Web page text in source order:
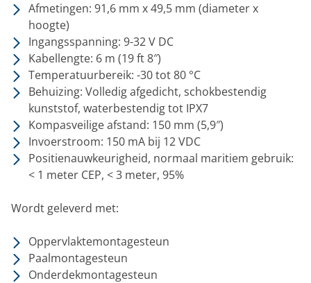
Afmetingen: 91,6 mm x 49,5 mm (diameter x
hoogte)
Ingangsspanning: 9-32 V DC
Kabellengte: 6 m (19 ft 8″)
Temperatuurbereik: -30 tot 80 °C
Behuizing: Volledig afgedicht, schokbestendig
kunststof, waterbestendig tot IPX7
Kompasveilige afstand: 150 mm (5,9″)
Invoerstroom: 150 mA bij 12 VDC
Positienauwkeurigheid, normaal maritiem gebruik:
< 1 meter CEP, < 3 meter, 95%
Wordt geleverd met:
Oppervlaktemontagesteun
Paalmontagesteun
Onderdekmontagesteun